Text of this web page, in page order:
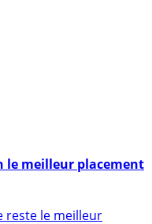
le meilleur placement